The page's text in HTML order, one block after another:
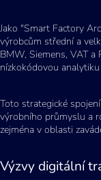
Jako "Smart Factory
výrobcům střední a
BMW, Siemens, VAT
nízkokódovou
Toto strategické
výrobního průmyslu a
zejména v oblasti
Výzvy digitální